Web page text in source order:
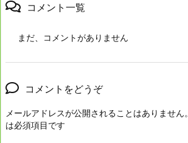
コメント一覧
まだ、コメントがありません
コメントをどうぞ
メールアドレスが公開されることはありません。
は必須項目です